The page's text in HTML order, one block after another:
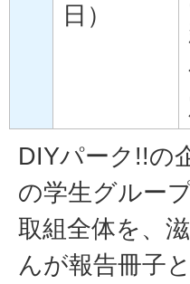
日）
DIYパーク!!の
の学生グルー
取組全体を、
んが報告冊子